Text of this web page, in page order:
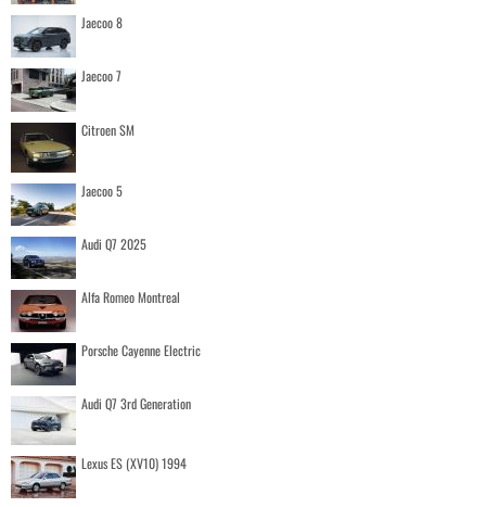
Jaecoo 8
Jaecoo 7
Citroen SM
Jaecoo 5
Audi Q7 2025
Alfa Romeo Montreal
Porsche Cayenne Electric
Audi Q7 3rd Generation
Lexus ES (XV10) 1994